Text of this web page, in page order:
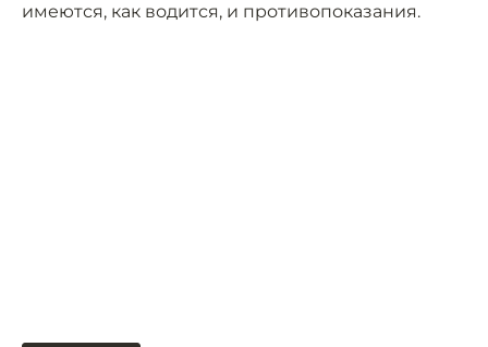
имеются, как водится, и противопоказания.